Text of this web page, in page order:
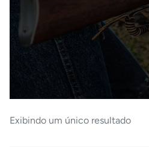
Exibindo um único resultado